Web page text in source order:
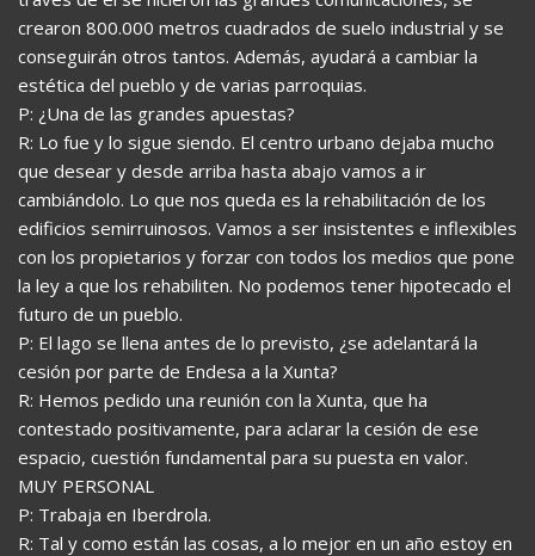
crearon 800.000 metros cuadrados de suelo industrial y se
conseguirán otros tantos. Además, ayudará a cambiar la
estética del pueblo y de varias parroquias.
P: ¿Una de las grandes apuestas?
R: Lo fue y lo sigue siendo. El centro urbano dejaba mucho
que desear y desde arriba hasta abajo vamos a ir
cambiándolo. Lo que nos queda es la rehabilitación de los
edificios semirruinosos. Vamos a ser insistentes e inflexibles
con los propietarios y forzar con todos los medios que pone
la ley a que los rehabiliten. No podemos tener hipotecado el
futuro de un pueblo.
P: El lago se llena antes de lo previsto, ¿se adelantará la
cesión por parte de Endesa a la Xunta?
R: Hemos pedido una reunión con la Xunta, que ha
contestado positivamente, para aclarar la cesión de ese
espacio, cuestión fundamental para su puesta en valor.
MUY PERSONAL
P: Trabaja en Iberdrola.
R: Tal y como están las cosas, a lo mejor en un año estoy en